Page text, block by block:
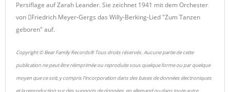
Persiflage auf Zarah Leander. Sie zeichnet 1941 mit dem Orchester
von Friedrich Meyer-Gergs das Willy-Berking-Lied "Zum Tanzen
geboren" auf.
Copyright © Bear Family Records® Tous droits réservés. Aucune partie de cette
publication ne peut être réimprimée ou reproduite sous quelque forme ou par quelque
moyen que ce soit, y compris l'incorporation dans des bases de données électroniques